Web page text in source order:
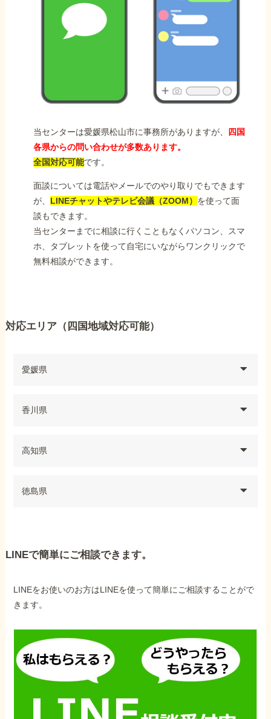
当センターは愛媛県松山市に事務所がありますが、
四国
各県からの問い合わせが多数あります。
全国対応可能です。
面談については電話やメールでのやり取りでもできます
が、 LINEチャットやテレビ会議（ZOOM） を使って面
談もできます。
当センターまでに相談に行くこともなくパソコン、スマ
ホ、タブレットを使って自宅にいながらワンクリックで
無料相談ができます。
対応エリア（四国地域対応可能）
愛媛県
香川県
高知県
徳島県
LINEで簡単にご相談できます。
LINEをお使いのお方はLINEを使って簡単にご相談することがで
きます。